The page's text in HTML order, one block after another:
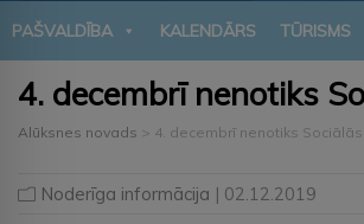
PAŠVALDĪBA KALENDĀRS TŪRISMS
4. decembrī nenotiks
Alūksnes novads > 4. decembrī nenotiks
Noderīga informācija | 02.12.2019